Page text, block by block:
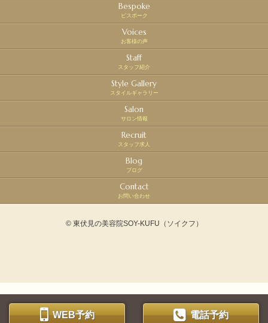
WEB予約 電話予約
Bespoke
ビスポーク
Voices
お客様の声
Staff
スタッフ紹介
Style Gallery
スタイルギャラリー
Salon
サロン情報
Recruit
スタッフ求人
Blog
ブログ
Contact
お問い合わせ
© 東伏見の美容院SOY-KUFU（ソイクフ）